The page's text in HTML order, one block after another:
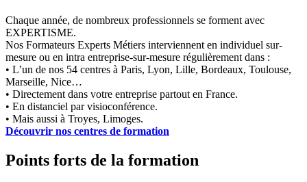
Chaque année, de nombreux professionnels se forment avec
EXPERTISME.
Nos Formateurs Experts Métiers interviennent en individuel sur-
mesure ou en intra entreprise-sur-mesure régulièrement dans :
• L’un de nos 54 centres à Paris, Lyon, Lille, Bordeaux, Toulouse,
Marseille, Nice…
• Directement dans votre entreprise partout en France.
• En distanciel par visioconférence.
• Mais aussi à Troyes, Limoges.
Découvrir nos centres de formation
Points forts de la formation